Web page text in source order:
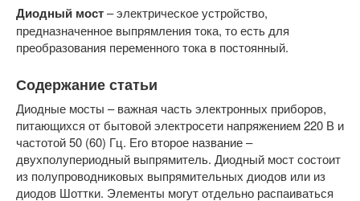
Диодный мост– электрическое устройство,
предназначенное выпрямления тока, то есть для
преобразования переменного тока в постоянный.
Содержание статьи
Диодные мосты – важная часть электронных приборов,
питающихся от бытовой электросети напряжением 220 В и
частотой 50 (60) Гц. Его второе название –
двухполупериодный выпрямитель. Диодный мост состоит
из полупроводниковых выпрямительных диодов или из
диодов Шоттки. Элементы могут отдельно распаиваться